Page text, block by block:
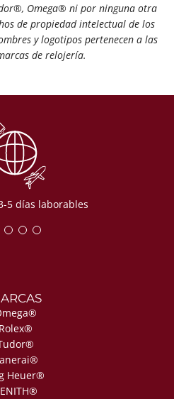
Omega®️ ni por ninguna otra
de propiedad intelectual de los
y logotipos pertenecen a las
de relojería.
5 días laborables
Rolex®
Heuer®